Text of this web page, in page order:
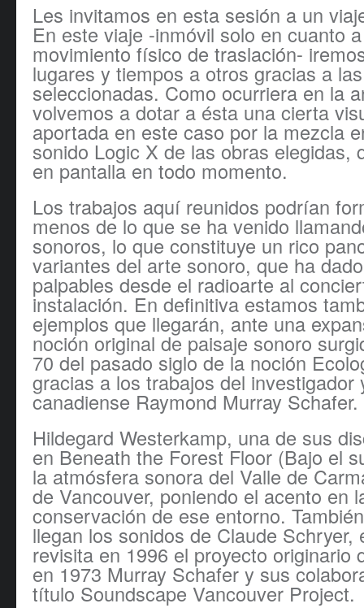
Les invitamos en esta sesión a un
En este viaje -inmóvil solo en cuanto
movimiento físico de traslación-
lugares y tiempos a otros gracias a
seleccionadas. Como ocurriera en la
volvemos a dotar a ésta una cierta
aportada en este caso por la mezcla
sonido Logic X de las obras elegidas,
en pantalla en todo momento.
Los trabajos aquí reunidos podrían
menos de lo que se ha venido
sonoros, lo que constituye un rico
variantes del arte sonoro, que ha
palpables desde el radioarte al
instalación. En definitiva estamos
ejemplos que llegarán, ante una
noción original de paisaje sonoro
70 del pasado siglo de la noción
gracias a los trabajos del investigador
canadiense Raymond Murray Schafer.
Hildegard Westerkamp, una de sus
en Beneath the Forest Floor (Bajo el
la atmósfera sonora del Valle de
de Vancouver, poniendo el acento en
conservación de ese entorno.
llegan los sonidos de Claude Schryer,
revisita en 1996 el proyecto originario
en 1973 Murray Schafer y sus
título Soundscape Vancouver Project.